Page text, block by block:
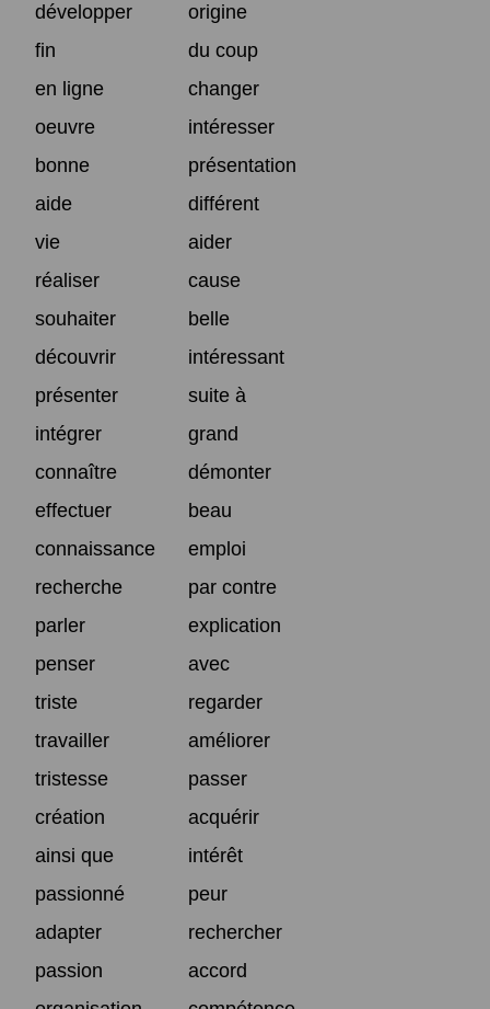
développer
origine
fin
du coup
en ligne
changer
oeuvre
intéresser
bonne
présentation
aide
différent
vie
aider
réaliser
cause
souhaiter
belle
découvrir
intéressant
présenter
suite à
intégrer
grand
connaître
démonter
effectuer
beau
connaissance
emploi
recherche
par contre
parler
explication
penser
avec
triste
regarder
travailler
améliorer
tristesse
passer
création
acquérir
ainsi que
intérêt
passionné
peur
adapter
rechercher
passion
accord